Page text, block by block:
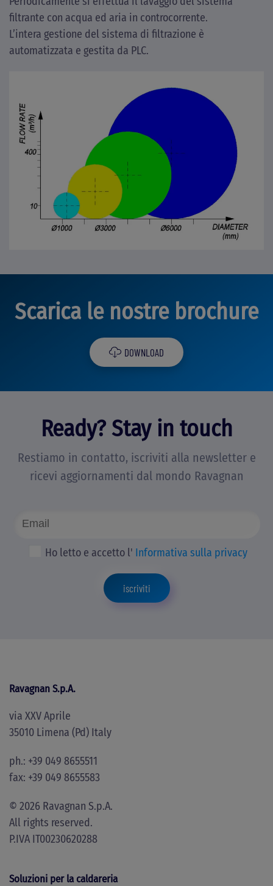
filtrante con acqua ed aria in controcorrente.
L’intera gestione del sistema di filtrazione è
automatizzata e gestita da PLC.
Scarica le nostre brochure
DOWNLOAD
Ready? Stay in touch
Restiamo in contatto, iscriviti alla newsletter e
ricevi aggiornamenti dal mondo Ravagnan
Ho letto e accetto l' Informativa sulla privacy
iscriviti
Ravagnan S.p.A.
via XXV Aprile
35010 Limena (Pd) Italy
ph.: +39 049 8655511
fax: +39 049 8655583
© 2026 Ravagnan S.p.A.
All rights reserved.
P.IVA IT00230620288
Soluzioni per la caldareria